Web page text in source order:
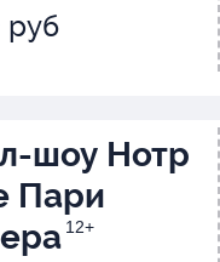
руб
шоу Нотр
Пари
12+